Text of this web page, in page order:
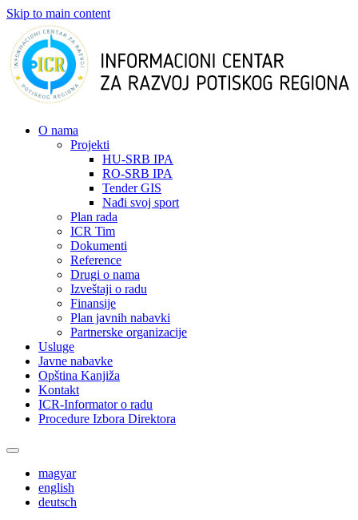
Skip to main content
О nama
Projekti
HU-SRB IPA
RO-SRB IPA
Tender GIS
Nađi svoj sport
Plan rada
ICR Tim
Dokumenti
Reference
Drugi o nama
Izveštaji o radu
Finansije
Plan javnih nabavki
Partnerske organizacije
Usluge
Javne nabavke
Opština Kanjiža
Kontakt
ICR-Informator o radu
Procedure Izbora Direktora
magyar
english
deutsch